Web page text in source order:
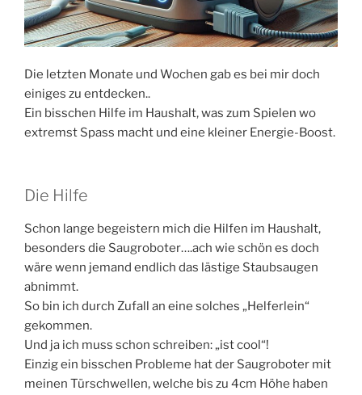
Die letzten Monate und Wochen gab es bei mir doch
einiges zu entdecken..
Ein bisschen Hilfe im Haushalt, was zum Spielen wo
extremst Spass macht und eine kleiner Energie-Boost.
Die Hilfe
Schon lange begeistern mich die Hilfen im Haushalt,
besonders die Saugroboter….ach wie schön es doch
wäre wenn jemand endlich das lästige Staubsaugen
abnimmt.
So bin ich durch Zufall an eine solches „Helferlein“
gekommen.
Und ja ich muss schon schreiben: „ist cool“!
Einzig ein bisschen Probleme hat der Saugroboter mit
meinen Türschwellen, welche bis zu 4cm Höhe haben